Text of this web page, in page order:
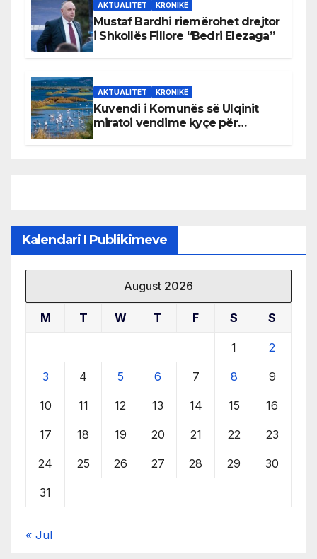
AKTUALITET KRONIKË
Mustaf Bardhi riemërohet drejtor
i Shkollës Fillore “Bedri Elezaga”
AKTUALITET KRONIKË
Kuvendi i Komunës së Ulqinit
miratoi vendime kyçe për
Kalendari I Publikimeve
August 2026
M T W T F S S
1 2
3 4 5 6 7 8 9
10 11 12 13 14 15 16
17 18 19 20 21 22 23
24 25 26 27 28 29 30
31
« Jul